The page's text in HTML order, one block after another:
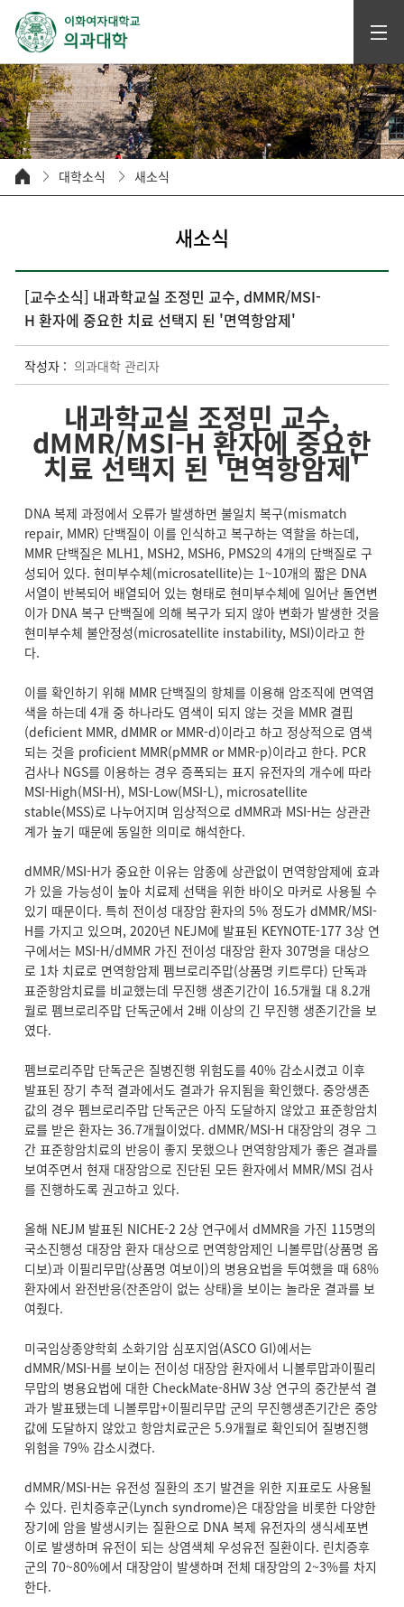
대학소식 새소식
새소식
[교수소식] 내과학교실 조정민 교수, dMMR/MSI-
H 환자에 중요한 치료 선택지 된 '면역항암제'
작성자 : 의과대학 관리자
내과학교실 조정민 교수,
dMMR/MSI-H 환자에 중요한
치료 선택지 된 '면역항암제'
DNA 복제 과정에서 오류가 발생하면 불일치 복구(mismatch
repair, MMR) 단백질이 이를 인식하고 복구하는 역할을 하는데,
MMR 단백질은 MLH1, MSH2, MSH6, PMS2의 4개의 단백질로 구
성되어 있다. 현미부수체(microsatellite)는 1~10개의 짧은 DNA
서열이 반복되어 배열되어 있는 형태로 현미부수체에 일어난 돌연변
이가 DNA 복구 단백질에 의해 복구가 되지 않아 변화가 발생한 것을
현미부수체 불안정성(microsatellite instability, MSI)이라고 한
다.
이를 확인하기 위해 MMR 단백질의 항체를 이용해 암조직에 면역염
색을 하는데 4개 중 하나라도 염색이 되지 않는 것을 MMR 결핍
(deficient MMR, dMMR or MMR-d)이라고 하고 정상적으로 염색
되는 것을 proficient MMR(pMMR or MMR-p)이라고 한다. PCR
검사나 NGS를 이용하는 경우 증폭되는 표지 유전자의 개수에 따라
MSI-High(MSI-H), MSI-Low(MSI-L), microsatellite
stable(MSS)로 나누어지며 임상적으로 dMMR과 MSI-H는 상관관
계가 높기 때문에 동일한 의미로 해석한다.
dMMR/MSI-H가 중요한 이유는 암종에 상관없이 면역항암제에 효과
가 있을 가능성이 높아 치료제 선택을 위한 바이오 마커로 사용될 수
있기 때문이다. 특히 전이성 대장암 환자의 5% 정도가 dMMR/MSI-
H를 가지고 있으며, 2020년 NEJM에 발표된 KEYNOTE-177 3상 연
구에서는 MSI-H/dMMR 가진 전이성 대장암 환자 307명을 대상으
로 1차 치료로 면역항암제 펨브로리주맙(상품명 키트루다) 단독과
표준항암치료를 비교했는데 무진행 생존기간이 16.5개월 대 8.2개
월로 펨브로리주맙 단독군에서 2배 이상의 긴 무진행 생존기간을 보
였다.
펨브로리주맙 단독군은 질병진행 위험도를 40% 감소시켰고 이후
발표된 장기 추적 결과에서도 결과가 유지됨을 확인했다. 중앙생존
값의 경우 펨브로리주맙 단독군은 아직 도달하지 않았고 표준항암치
료를 받은 환자는 36.7개월이었다. dMMR/MSI-H 대장암의 경우 그
간 표준항암치료의 반응이 좋지 못했으나 면역항암제가 좋은 결과를
보여주면서 현재 대장암으로 진단된 모든 환자에서 MMR/MSI 검사
를 진행하도록 권고하고 있다.
올해 NEJM 발표된 NICHE-2 2상 연구에서 dMMR을 가진 115명의
국소진행성 대장암 환자 대상으로 면역항암제인 니볼루맙(상품명 옵
디보)과 이필리무맙(상품명 여보이)의 병용요법을 투여했을 때 68%
환자에서 완전반응(잔존암이 없는 상태)을 보이는 놀라운 결과를 보
여줬다.
미국임상종양학회 소화기암 심포지엄(ASCO GI)에서는
dMMR/MSI-H를 보이는 전이성 대장암 환자에서 니볼루맙과이필리
무맙의 병용요법에 대한 CheckMate-8HW 3상 연구의 중간분석 결
과가 발표됐는데 니볼루맙+이필리무맙 군의 무진행생존기간은 중앙
값에 도달하지 않았고 항암치료군은 5.9개월로 확인되어 질병진행
위험을 79% 감소시켰다.
dMMR/MSI-H는 유전성 질환의 조기 발견을 위한 지표로도 사용될
수 있다. 린치증후군(Lynch syndrome)은 대장암을 비롯한 다양한
장기에 암을 발생시키는 질환으로 DNA 복제 유전자의 생식세포변
이로 발생하며 유전이 되는 상염색체 우성유전 질환이다. 린치증후
군의 70~80%에서 대장암이 발생하며 전체 대장암의 2~3%를 차지
한다.